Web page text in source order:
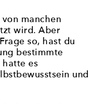
von manchen
wird. Aber
so, hast du
bestimmte
hatte es
und